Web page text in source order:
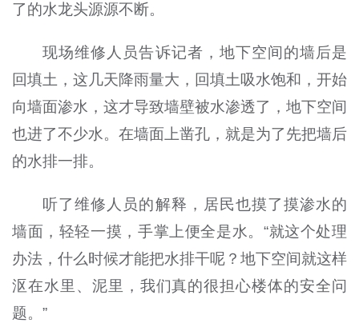
了的水龙头源源不断。
现场维修人员告诉记者，地下空间的墙后是
回填土，这几天降雨量大，回填土吸水饱和，开始
向墙面渗水，这才导致墙壁被水渗透了，地下空间
也进了不少水。在墙面上凿孔，就是为了先把墙后
的水排一排。
听了维修人员的解释，居民也摸了摸渗水的
墙面，轻轻一摸，手掌上便全是水。“就这个处理
办法，什么时候才能把水排干呢？地下空间就这样
沤在水里、泥里，我们真的很担心楼体的安全问
题。”